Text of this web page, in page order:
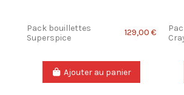
Pack bouillettes
Superspice
129,00 €
Ajouter au panier